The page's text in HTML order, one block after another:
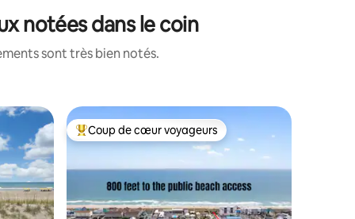
notées dans le coin
sont très bien notés.
plus aimés Coup de cœur voyageurs parmi les plus aimés
Coup de cœur voyageurs